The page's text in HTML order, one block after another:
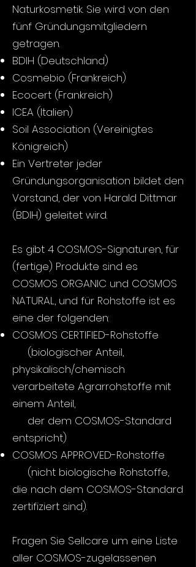
Naturkosmetik. Sie wird von den
fünf Gründungsmitgliedern
getragen.
BDIH (Deutschland)
Cosmebio (Frankreich)
Ecocert (Frankreich)
ICEA (Italien)
Soil Association (Vereinigtes
Königreich)
Ein Vertreter jeder
Gründungsorganisation bildet den
Vorstand, der von Harald Dittmar
(BDIH) geleitet wird.
Es gibt 4 COSMOS-Signaturen, für
(fertige) Produkte sind es
COSMOS ORGANIC und COSMOS
NATURAL, und für Rohstoffe ist es
eine der folgenden:
COSMOS CERTIFIED-Rohstoffe
(biologischer Anteil,
physikalisch/chemisch
verarbeitete Agrarrohstoffe mit
einem Anteil,
der dem COSMOS-Standard
entspricht)
COSMOS APPROVED-Rohstoffe
(nicht biologische Rohstoffe,
die nach dem COSMOS-Standard
zertifiziert sind).
Fragen Sie Sellcare um eine Liste
aller COSMOS-zugelassenen